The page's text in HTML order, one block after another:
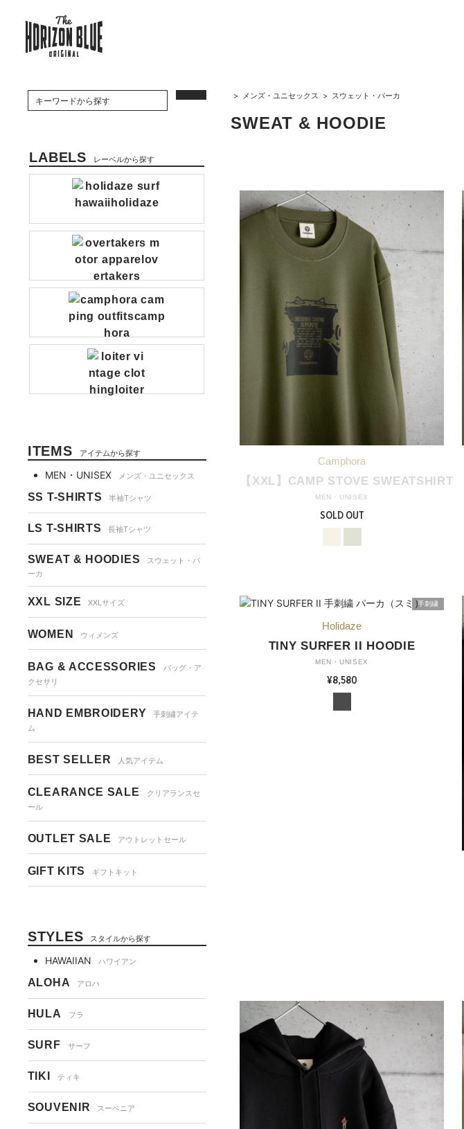
> メンズ・ユニセックス > スウェット・パーカ
SWEAT & HOODIE
【XXL】CAMP STOVE SWEATSHIRT
MEN・UNISEX
SOLD OUT
手刺繍
TINY SURFER II HOODIE
MEN・UNISEX
¥8,580
LABELS レーベルから探す
ITEMS アイテムから探す
MEN・UNISEX メンズ・ユニセックス
SS T-SHIRTS 半袖Tシャツ
LS T-SHIRTS 長袖Tシャツ
SWEAT & HOODIES
スウェット・パ
ーカ
XXL SIZE XXLサイズ
WOMEN ウィメンズ
BAG & ACCESSORIES
バッグ・ア
クセサリ
HAND EMBROIDERY
手刺繍アイテ
ム
BEST SELLER 人気アイテム
CLEARANCE SALE
クリアランスセ
ール
OUTLET SALE アウトレットセール
GIFT KITS ギフトキット
STYLES スタイルから探す
HAWAIIAN ハワイアン
ALOHA アロハ
HULA フラ
SURF サーフ
TIKI ティキ
SOUVENIR スーベニア